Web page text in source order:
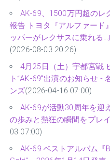
AK-69、1500万円超のレ
報告 トヨタ『アルファード
ッパーがレクサスに乗れる
(2026-08-03 20:26)
4月25日（土）宇都宮戦
ト”AK-69"出演のお知らせ -
ンズ(2026-04-16 07:00)
AK-69が活動30周年を迎
の歩みと熱狂の瞬間をプレ
03 07:00)
AK-69 ベストアルバム『